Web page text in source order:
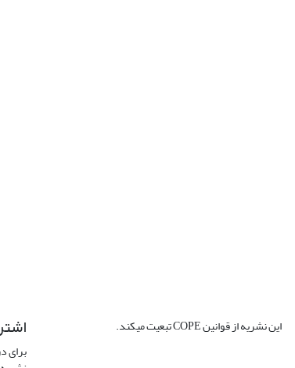
این نشریه از قوانین COPE تبعیت میکند.
برای